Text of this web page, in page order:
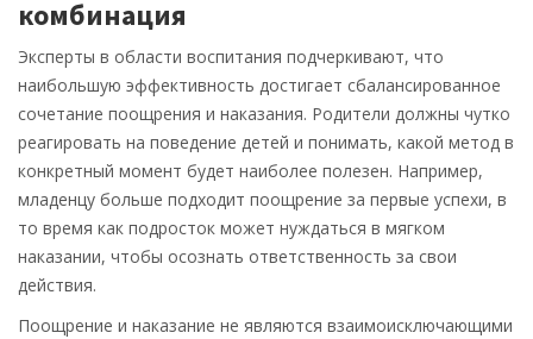
комбинация
Эксперты в области воспитания подчеркивают, что
наибольшую эффективность достигает сбалансированное
сочетание поощрения и наказания. Родители должны чутко
реагировать на поведение детей и понимать, какой метод в
конкретный момент будет наиболее полезен. Например,
младенцу больше подходит поощрение за первые успехи, в
то время как подросток может нуждаться в мягком
наказании, чтобы осознать ответственность за свои
действия.
Поощрение и наказание не являются взаимоисключающими